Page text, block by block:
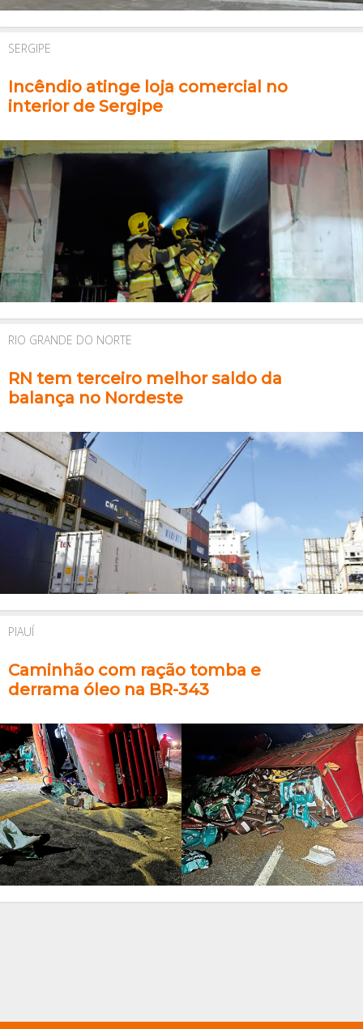
SERGIPE
Incêndio atinge loja comercial no
interior de Sergipe
RIO GRANDE DO NORTE
RN tem terceiro melhor saldo da
balança no Nordeste
PIAUÍ
Caminhão com ração tomba e
derrama óleo na BR-343